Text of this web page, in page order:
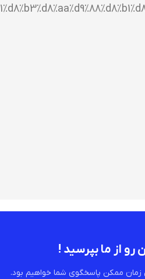
رو از ما بپرسید !
زمان ممکن پاسخگوی شما خواهیم بود.